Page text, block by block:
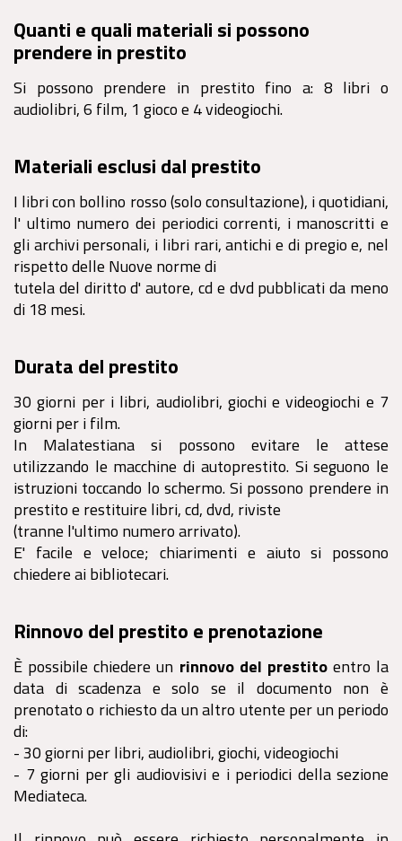
Quanti e quali materiali si possono
prendere in prestito
Si possono prendere in prestito fino a: 8 libri o
audiolibri, 6 film, 1 gioco e 4 videogiochi.
Materiali esclusi dal prestito
I libri con bollino rosso (solo consultazione), i quotidiani,
l' ultimo numero dei periodici correnti, i manoscritti e
gli archivi personali, i libri rari, antichi e di pregio e, nel
rispetto delle Nuove norme di
tutela del diritto d' autore, cd e dvd pubblicati da meno
di 18 mesi.
Durata del prestito
30 giorni per i libri, audiolibri, giochi e videogiochi e 7
giorni per i film.
In Malatestiana si possono evitare le attese
utilizzando le macchine di autoprestito. Si seguono le
istruzioni toccando lo schermo. Si possono prendere in
prestito e restituire libri, cd, dvd, riviste
(tranne l'ultimo numero arrivato).
E' facile e veloce; chiarimenti e aiuto si possono
chiedere ai bibliotecari.
Rinnovo del prestito e prenotazione
È possibile chiedere un rinnovo del prestitoentro la
data di scadenza e solo se il documento non è
prenotato o richiesto da un altro utente per un periodo
di:
- 30 giorni per libri, audiolibri, giochi, videogiochi
- 7 giorni per gli audiovisivi e i periodici della sezione
Mediateca.